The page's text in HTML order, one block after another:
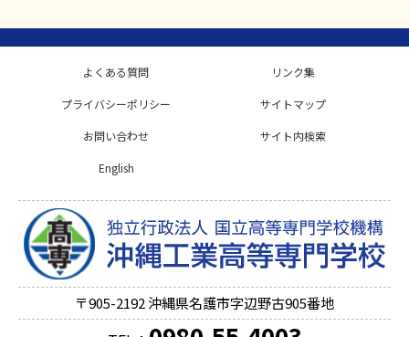
よくある質問 リンク集
プライバシーポリシー サイトマップ
お問い合わせ サイト内検索
English
〒905-2192沖縄県名護市字辺野古905番地